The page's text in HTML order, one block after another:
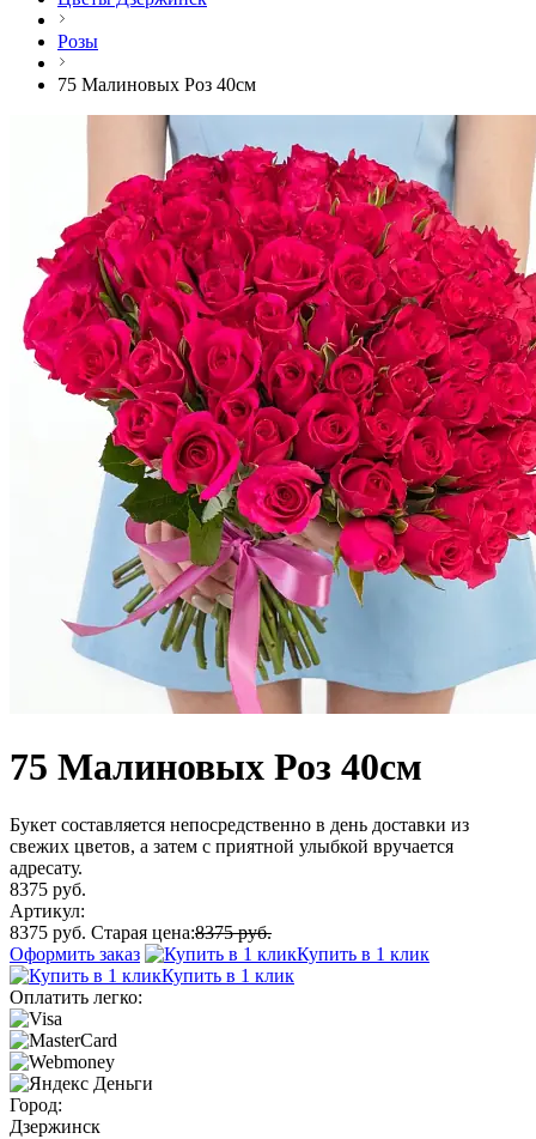
Розы
75 Малиновых Роз 40см
75 Малиновых Роз 40см
Букет составляется непосредственно в день доставки из
свежих цветов, а затем с приятной улыбкой вручается
адресату.
8375 руб.
Артикул:
8375 руб. Старая цена:8375 руб.
Оформить заказ
Купить в 1 клик
Купить в 1 клик
Оплатить легко:
Город:
Дзержинск